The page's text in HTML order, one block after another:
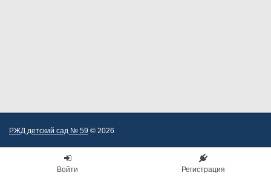
РЖД детский сад № 59 © 2026
Войти Регистрация